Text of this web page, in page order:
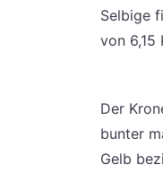
Selbige
von 6,15
Der
bunter
Gelb